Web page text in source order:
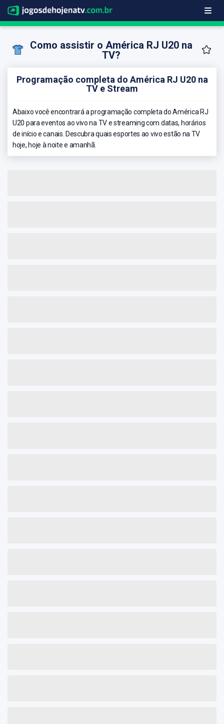
Como assistir o América RJ U20 na
TV?
Programação completa do América RJ U20 na
TV e Stream
Abaixo você encontrará a programação completa do América RJ
U20 para eventos ao vivo na TV e streaming com datas, horários
de início e canais. Descubra quais esportes ao vivo estão na TV
hoje, hoje à noite e amanhã.